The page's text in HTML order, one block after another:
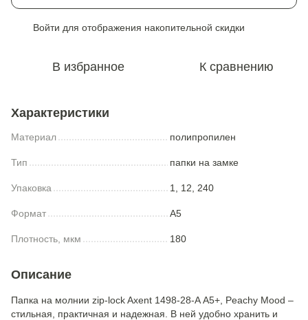
Войти для отображения накопительной скидки
В избранное К сравнению
Характеристики
Материал полипропилен
Тип папки на замке
Упаковка 1, 12, 240
Формат A5
Плотность, мкм 180
Описание
Папка на молнии zip-lock Axent 1498-28-A А5+, Peachy Mood –
стильная, практичная и надежная. В ней удобно хранить и